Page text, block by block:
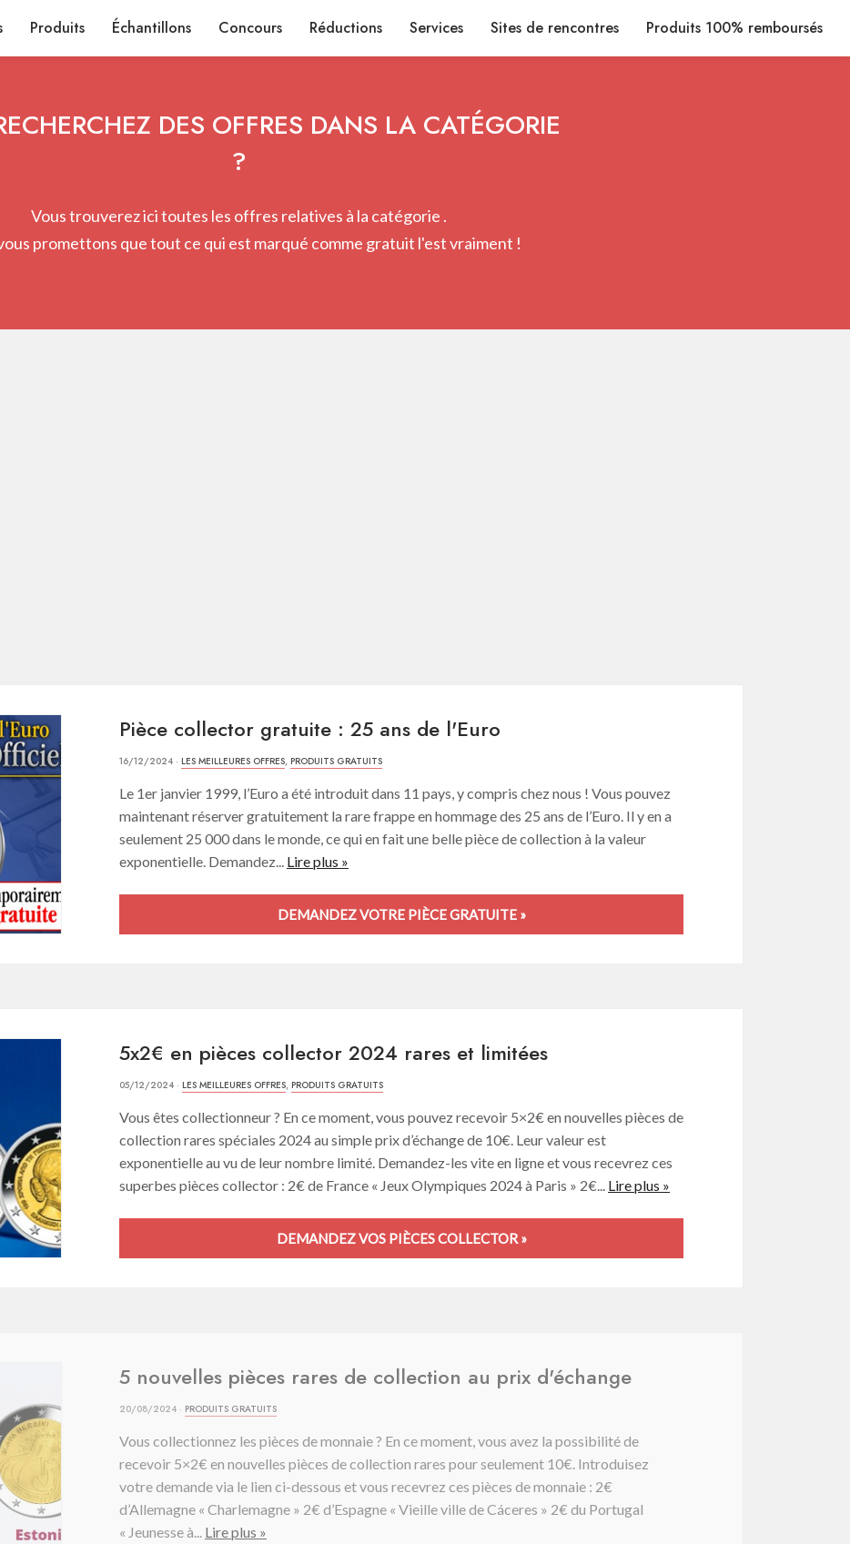
Produits Échantillons Concours Réductions Services Sites de rencontres Produits 100% remboursés
DES OFFRES DANS LA CATÉGORIE
?
Vous trouverez ici toutes les offres relatives à la catégorie .
promettons que tout ce qui est marqué comme gratuit l'est vraiment !
Pièce collector gratuite : 25 ans de l'Euro
16/12/2024 · LES MEILLEURES OFFRES, PRODUITS GRATUITS
Le 1er janvier 1999, l’Euro a été introduit dans 11 pays, y compris chez nous ! Vous pouvez
maintenant réserver gratuitement la rare frappe en hommage des 25 ans de l’Euro. Il y en a
seulement 25 000 dans le monde, ce qui en fait une belle pièce de collection à la valeur
exponentielle. Demandez... Lire plus »
DEMANDEZ VOTRE PIÈCE GRATUITE »
5x2€ en pièces collector 2024 rares et limitées
05/12/2024 · LES MEILLEURES OFFRES, PRODUITS GRATUITS
Vous êtes collectionneur ? En ce moment, vous pouvez recevoir 5×2€ en nouvelles pièces de
collection rares spéciales 2024 au simple prix d’échange de 10€. Leur valeur est
exponentielle au vu de leur nombre limité. Demandez-les vite en ligne et vous recevrez ces
superbes pièces collector : 2€ de France « Jeux Olympiques 2024 à Paris » 2€... Lire plus »
DEMANDEZ VOS PIÈCES COLLECTOR »
5 nouvelles pièces rares de collection au prix d'échange
20/08/2024 · PRODUITS GRATUITS
Vous collectionnez les pièces de monnaie ? En ce moment, vous avez la possibilité de
recevoir 5×2€ en nouvelles pièces de collection rares pour seulement 10€. Introduisez
votre demande via le lien ci-dessous et vous recevrez ces pièces de monnaie : 2€
d’Allemagne « Charlemagne » 2€ d’Espagne « Vieille ville de Cáceres » 2€ du Portugal
« Jeunesse à... Lire plus »